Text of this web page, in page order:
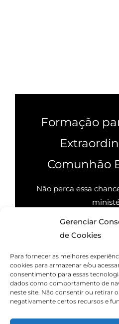
Gerenciar
de Cookies
Para fornecer as melhores
cookies para armazenar e/ou
consentimento para essas
dados como comportamento de
neste site. Não consentir ou retirar
negativamente certos recursos e
Formação
Comunhão
Não perca essa
Quero